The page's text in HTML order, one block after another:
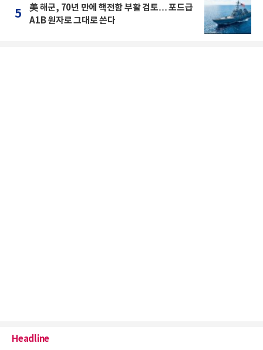
5
美 해군, 70년 만에 핵전함 부활 검토… 포드급
A1B 원자로 그대로 쓴다
Headline